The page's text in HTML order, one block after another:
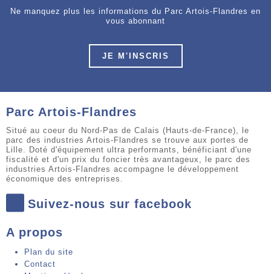
Ne manquez plus les informations du Parc Artois-Flandres en
vous abonnant
JE M'INSCRIS
Parc Artois-Flandres
Situé au coeur du Nord-Pas de Calais (Hauts-de-France), le
parc des industries Artois-Flandres se trouve aux portes de
Lille. Doté d'équipement ultra performants, bénéficiant d'une
fiscalité et d'un prix du foncier très avantageux, le parc des
industries Artois-Flandres accompagne le développement
économique des entreprises.
Suivez-nous sur facebook
A propos
Plan du site
Contact